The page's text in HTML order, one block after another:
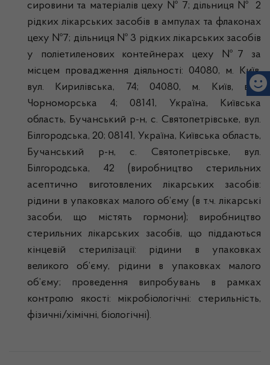
сировини та матеріалів цеху № 7; дільниця № 2
рідких лікарських засобів в ампулах та флаконах
цеху №7; дільниця № 3 рідких лікарських засобів
у поліетиленових контейнерах цеху №7 за
місцем провадження діяльності: 04080, м. Київ,
вул. Кирилівська, 74; 04080, м. Київ, вул.
Чорноморська 4; 08141, Україна, Київська
область, Бучанський р-н, с. Святопетрівське, вул.
Білгородська, 20; 08141, Україна, Київська область,
Бучанський р-н, с. Святопетрівське, вул.
Білгородська, 42 (виробництво стерильних
асептично виготовлених лікарських засобів:
рідини в упаковках малого об’єму (в т.ч. лікарські
засоби, що містять гормони); виробництво
стерильних лікарських засобів, що піддаються
кінцевій стерилізації: рідини в упаковках
великого об’єму, рідини в упаковках малого
об’єму; проведення випробувань в рамках
контролю якості: мікробіологічні: стерильність,
фізичні/хімічні, біологічні).